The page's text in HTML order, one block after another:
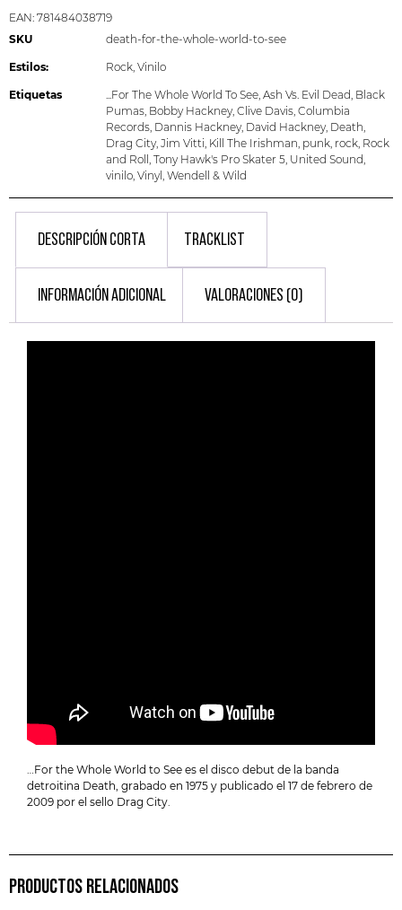
EAN: 781484038719
SKU
death-for-the-whole-world-to-see
Estilos: Rock, Vinilo
Etiquetas ...For The Whole World To See, Ash Vs. Evil Dead, Black
Pumas, Bobby Hackney, Clive Davis, Columbia
Records, Dannis Hackney, David Hackney, Death,
Drag City, Jim Vitti, Kill The Irishman, punk, rock, Rock
and Roll , Tony Hawk's Pro Skater 5, United Sound,
vinilo, Vinyl, Wendell & Wild
DESCRIPCIÓN CORTA TRACKLIST
INFORMACIÓN ADICIONAL VALORACIONES (0)
…For the Whole World to See es el disco debut de la banda
detroitina Death, grabado en 1975 y publicado el 17 de febrero de
2009 por el sello Drag City.
PRODUCTOS RELACIONADOS